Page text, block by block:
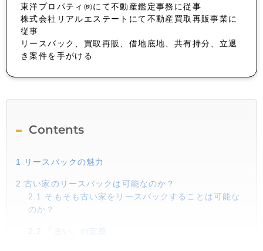
東洋プロパティ㈱にて不動産鑑定事務に従事
株式会社リアルエステートにて不動産買取再販事業に
従事
リースバック、買取再販、借地底地、共有持分、立退
き案件を手がける
Contents
1 リースバックの魅力
2 古い家のリースバックは可能なのか？
2.1
そもそも古い家をリースバックすることは可能な
のか？
2.2 「古い」の定義